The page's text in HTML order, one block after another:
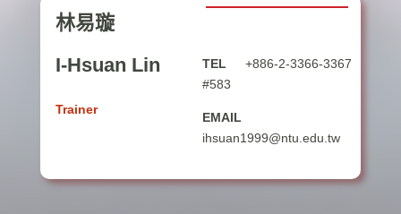
林易璇
I-Hsuan Lin
Trainer
TEL
+886-2-3366-3367
#583
EMAIL
ihsuan1999@ntu.edu.tw